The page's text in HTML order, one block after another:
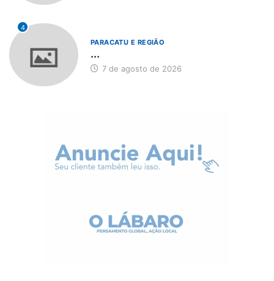
4
PARACATU E REGIÃO
...
7 de agosto de 2026